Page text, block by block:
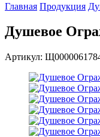
Главная Продукция
Душевое
Артикул: